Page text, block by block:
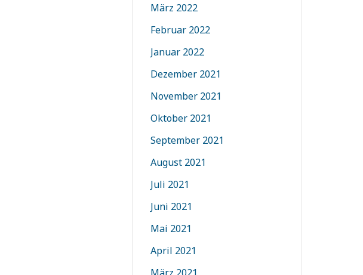
März 2022
Februar 2022
Januar 2022
Dezember 2021
November 2021
Oktober 2021
September 2021
August 2021
Juli 2021
Juni 2021
Mai 2021
April 2021